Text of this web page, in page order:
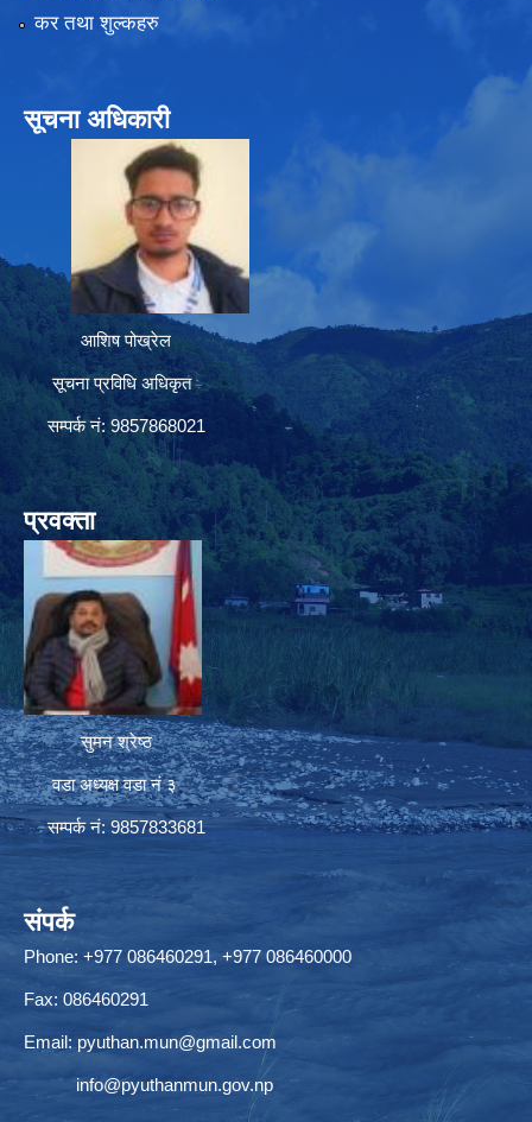
कर तथा शुल्कहरु
सूचना अधिकारी
आशिष पोख्रेल
सूचना प्रविधि अधिकृत
सम्पर्क नं: 9857868021
प्रवक्ता
सुमन श्रेष्ठ
वडा अध्यक्ष वडा नं ३
सम्पर्क नं: 9857833681
संपर्क
Phone: +977 086460291, +977 086460000
Fax: 086460291
Email: pyuthan.mun@gmail.com
info@pyuthanmun.gov.np